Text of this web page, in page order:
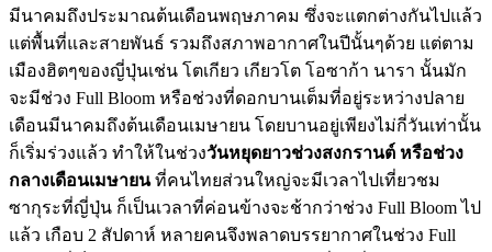
มีนาคมถึงประมาณต้นเดือนพฤษภาคม ซึ่งจะแตกต่างกันไปแล้ว
แต่พื้นที่และสายพันธ์ รวมถึงสภาพอากาศในปีนั้นๆด้วย แต่ตาม
เมืองฮิตๆของญี่ปุ่นเช่น โตเกียว เกียวโต โอซาก้า นารา นั้นมัก
จะมีช่วง Full Bloom หรือช่วงที่ดอกบานเต็มที่อยู่ระหว่างปลาย
เดือนมีนาคมถึงต้นเดือนเมษายน โดยบานอยู่เพียงไม่กี่วันเท่านั้น
ก็เริ่มร่วงแล้ว ทำให้ในช่วงวันหยุดยาวช่วงสงกรานต์ หรือช่วง
กลางเดือนเมษายนที่คนไทยส่วนใหญ่จะมีเวลาไปเที่ยวชม
ซากุระที่ญี่ปุ่น ก็เป็นเวลาที่ค่อนข้างจะช้ากว่าช่วง Full Bloom ไป
แล้ว เกือบ 2 สัปดาห์ หลายคนจึงพลาดบรรยากาศในช่วง Full